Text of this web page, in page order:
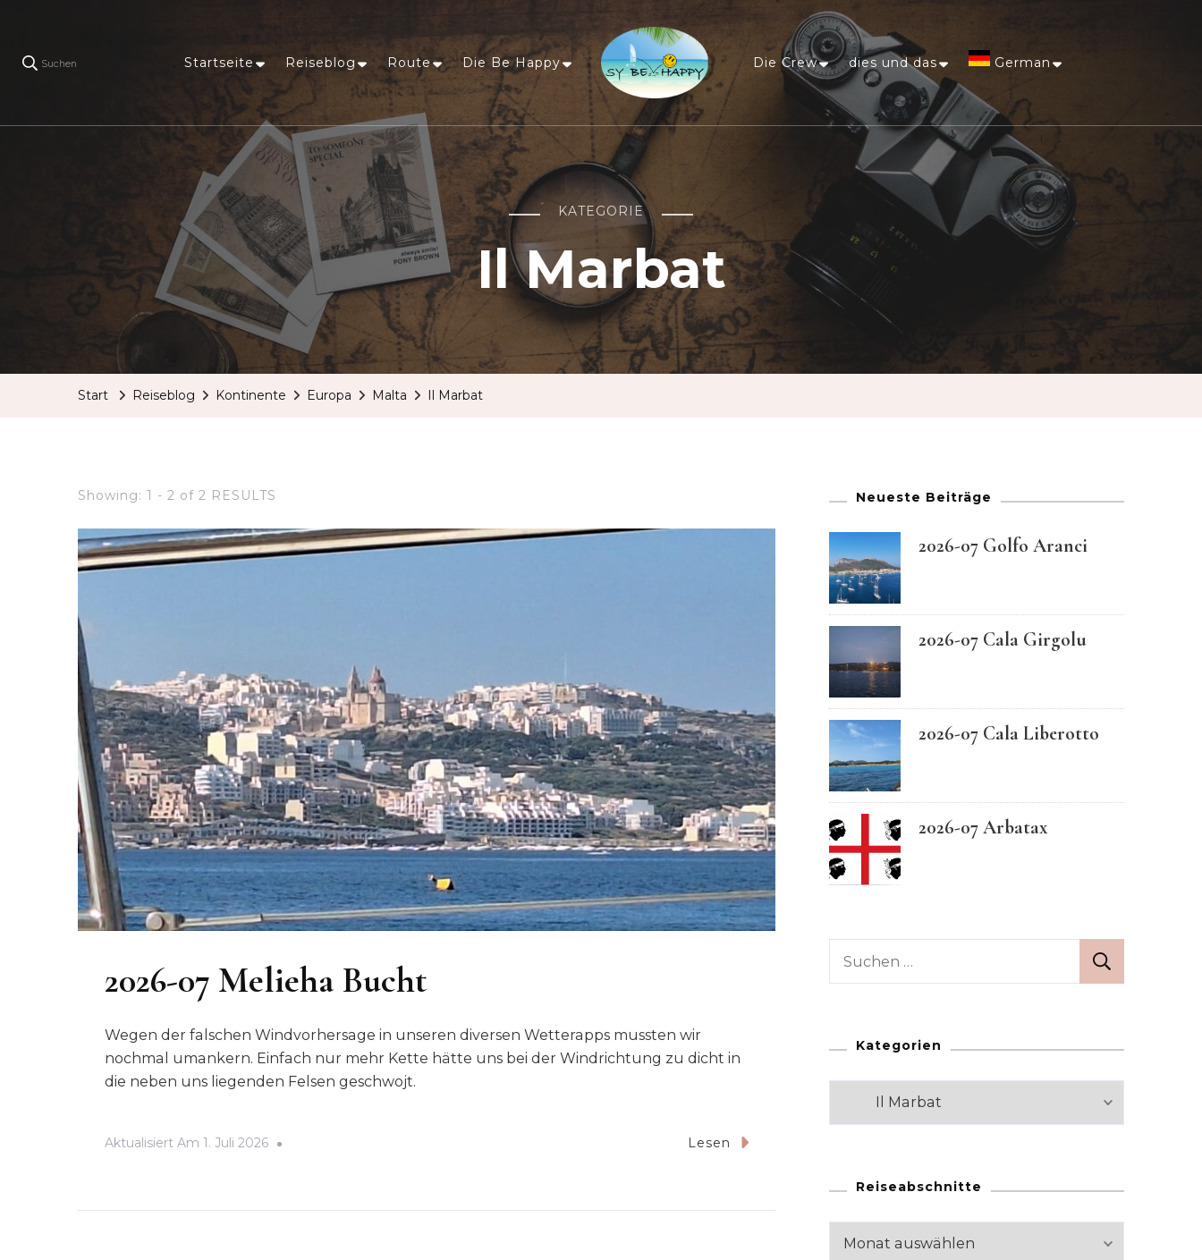
Suchen Startseite Reiseblog Route Die Be Happy
Sailing Be Happy
ein Traum wird wahr
Die Crew dies und das German
Afrikaans
Arabic
Chinese
Maltese
Portuguese
KATEGORIE
Il Marbat
Start Reiseblog Kontinente Europa Malta Il Marbat
Showing: 1 - 2 of 2 RESULTS
2026-07 Melieha Bucht
Wegen der falschen Windvorhersage in unseren diversen Wetterapps mussten wir
nochmal umankern. Einfach nur mehr Kette hätte uns bei der Windrichtung zu dicht in
die neben uns liegenden Felsen geschwojt.
Aktualisiert Am 1. Juli 2026 Lesen
Neueste Beiträge
2026-07 Golfo Aranci
2026-07 Cala Girgolu
2026-07 Cala Liberotto
2026-07 Arbatax
Suchen
Kategorien
Kategorien
Reiseabschnitte
Reiseabschnitte